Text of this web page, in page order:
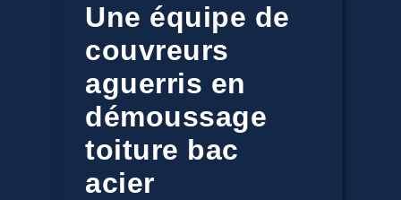
Une équipe de
couvreurs
aguerris en
démoussage
toiture bac
acier